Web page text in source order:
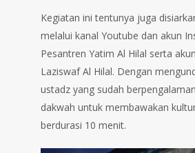
Kegiatan ini tentunya juga
melalui kanal Youtube dan akun
Pesantren Yatim Al Hilal serta
Laziswaf Al Hilal. Dengan
ustadz yang sudah
dakwah untuk membawakan
berdurasi 10 menit.